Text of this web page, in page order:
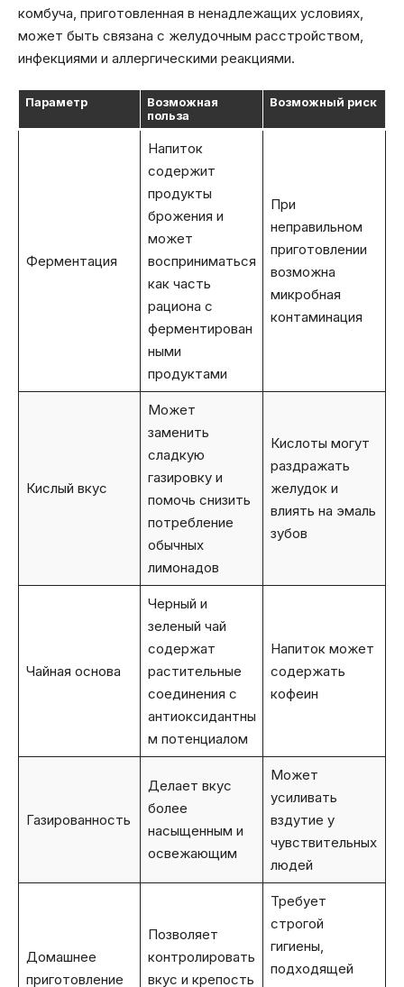
комбуча, приготовленная в ненадлежащих условиях,
может быть связана с желудочным расстройством,
инфекциями и аллергическими реакциями.
Параметр
Возможная
польза
Возможный риск
Ферментация
Напиток
содержит
продукты
брожения и
может
восприниматься
как часть
рациона с
ферментирован
ными
продуктами
При
неправильном
приготовлении
возможна
микробная
контаминация
Кислый вкус
Может
заменить
сладкую
газировку и
помочь снизить
потребление
обычных
лимонадов
Кислоты могут
раздражать
желудок и
влиять на эмаль
зубов
Чайная основа
Черный и
зеленый чай
содержат
растительные
соединения с
антиоксидантны
м потенциалом
Напиток может
содержать
кофеин
Газированность
Делает вкус
более
насыщенным и
освежающим
Может
усиливать
вздутие у
чувствительных
людей
Домашнее
приготовление
Позволяет
контролировать
вкус и крепость
Требует
строгой
гигиены,
подходящей